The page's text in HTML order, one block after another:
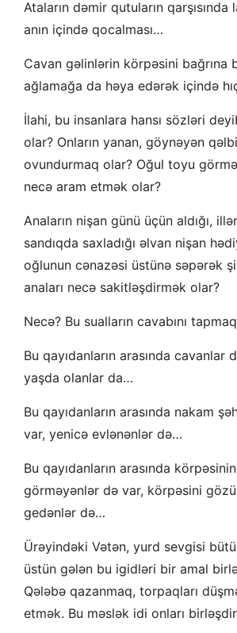
Ataların dəmir qutuların qarşısında
anın içində qocalması…
Cavan gəlinlərin körpəsini bağrına
ağlamağa da həya edərək içində
İlahi, bu insanlara hansı sözləri
olar? Onların yanan, göynəyən
ovundurmaq olar? Oğul toyu
necə aram etmək olar?
Anaların nişan günü üçün aldığı,
sandıqda saxladığı əlvan nişan
oğlunun cənazəsi üstünə səpərək
anaları necə sakitləşdirmək olar?
Necə? Bu sualların cavabını
Bu qayıdanların arasında cavanlar
yaşda olanlar da…
Bu qayıdanların arasında nakam
var, yenicə evlənənlər də…
Bu qayıdanların arasında
görməyənlər də var, körpəsini
gedənlər də…
Ürəyindəki Vətən, yurd sevgisi
üstün gələn bu igidləri bir amal
Qələbə qazanmaq, torpaqları
etmək. Bu məslək idi onları